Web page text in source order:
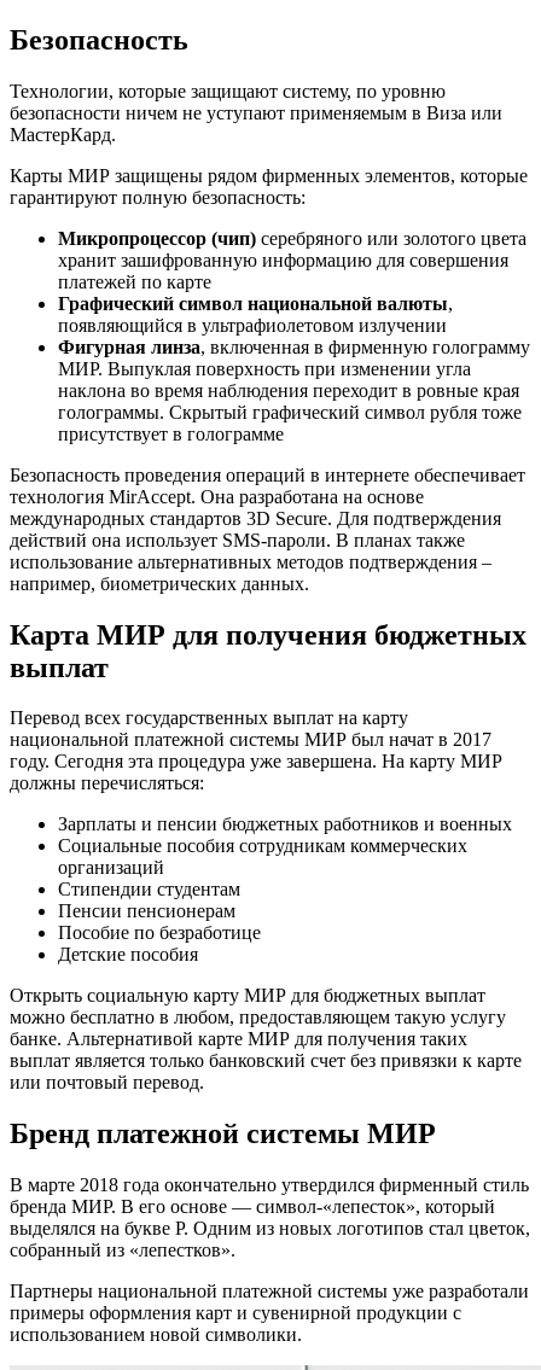
Безопасность
Технологии, которые защищают систему, по уровню
безопасности ничем не уступают применяемым в Виза или
МастерКард.
Карты МИР защищены рядом фирменных элементов, которые
гарантируют полную безопасность:
Микропроцессор (чип) серебряного или золотого цвета
хранит зашифрованную информацию для совершения
платежей по карте
Графический символ национальной валюты,
появляющийся в ультрафиолетовом излучении
Фигурная линза, включенная в фирменную голограмму
МИР. Выпуклая поверхность при изменении угла
наклона во время наблюдения переходит в ровные края
голограммы. Скрытый графический символ рубля тоже
присутствует в голограмме
Безопасность проведения операций в интернете обеспечивает
технология MirAccept. Она разработана на основе
международных стандартов 3D Secure. Для подтверждения
действий она использует SMS-пароли. В планах также
использование альтернативных методов подтверждения –
например, биометрических данных.
Карта МИР для получения бюджетных
выплат
Перевод всех государственных выплат на карту
национальной платежной системы МИР был начат в 2017
году. Сегодня эта процедура уже завершена. На карту МИР
должны перечисляться:
Зарплаты и пенсии бюджетных работников и военных
Социальные пособия сотрудникам коммерческих
организаций
Стипендии студентам
Пенсии пенсионерам
Пособие по безработице
Детские пособия
Открыть социальную карту МИР для бюджетных выплат
можно бесплатно в любом, предоставляющем такую услугу
банке. Альтернативой карте МИР для получения таких
выплат является только банковский счет без привязки к карте
или почтовый перевод.
Бренд платежной системы МИР
В марте 2018 года окончательно утвердился фирменный стиль
бренда МИР. В его основе — символ-«лепесток», который
выделялся на букве Р. Одним из новых логотипов стал цветок,
собранный из «лепестков».
Партнеры национальной платежной системы уже разработали
примеры оформления карт и сувенирной продукции с
использованием новой символики.